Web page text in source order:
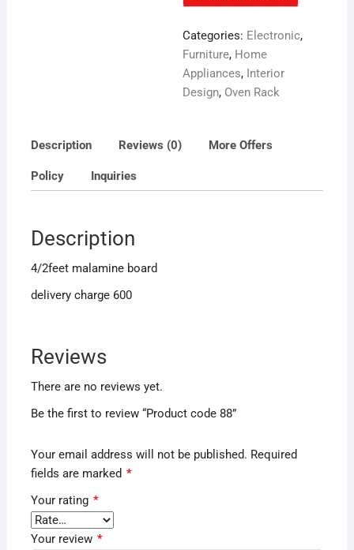
Categories: Electronic,
Furniture, Home
Appliances, Interior
Design, Oven Rack
Description Reviews (0) More Offers
Policy Inquiries
Description
4/2feet malamine board
delivery charge 600
Reviews
There are no reviews yet.
Be the first to review “Product code 88”
Your email address will not be published. Required
fields are marked *
Your rating *
Your review *